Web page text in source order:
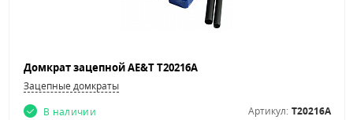
Домкрат зацепной AE&T T20216A
Зацепные домкраты
В наличии
Артикул: T20216A